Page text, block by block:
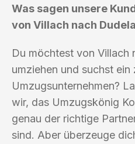
Was sagen unsere
von Villach nach
Du möchtest von Villach
umziehen und suchst ein
Umzugsunternehmen?
wir, das Umzugskönig
genau der richtige
sind. Aber überzeuge